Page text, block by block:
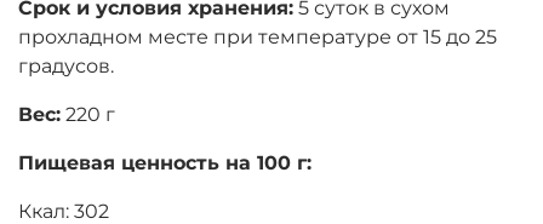
Срок и условия хранения: 5 суток в сухом
прохладном месте при температуре от 15 до 25
градусов.
Вес: 220 г
Пищевая ценность на 100 г:
Ккал: 302